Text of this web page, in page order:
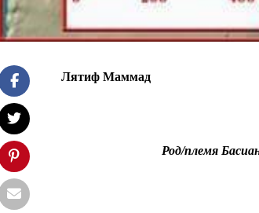
Лятиф Маммад
Род/племя Басиан